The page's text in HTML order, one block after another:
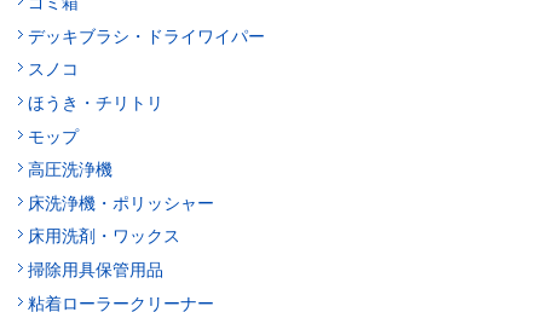
デッキブラシ・ドライワイパー
スノコ
ほうき・チリトリ
モップ
高圧洗浄機
床洗浄機・ポリッシャー
床用洗剤・ワックス
掃除用具保管用品
粘着ローラークリーナー